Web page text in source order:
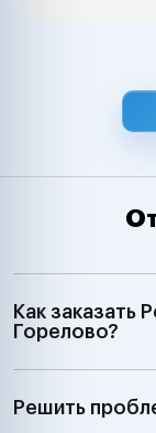
Как заказать
Горелово?
Решить